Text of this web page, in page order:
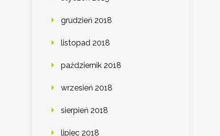
grudzień 2018
listopad 2018
październik 2018
wrzesień 2018
sierpień 2018
lipiec 2018